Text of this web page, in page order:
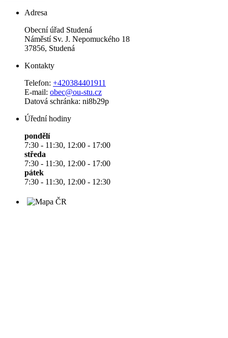
Adresa
Obecní úřad Studená
Náměstí Sv. J. Nepomuckého 18
37856, Studená
Kontakty
Telefon: +420384401911
E-mail: obec@ou-stu.cz
Datová schránka: ni8b29p
Úřední hodiny
pondělí
7:30 - 11:30, 12:00 - 17:00
středa
7:30 - 11:30, 12:00 - 17:00
pátek
7:30 - 11:30, 12:00 - 12:30